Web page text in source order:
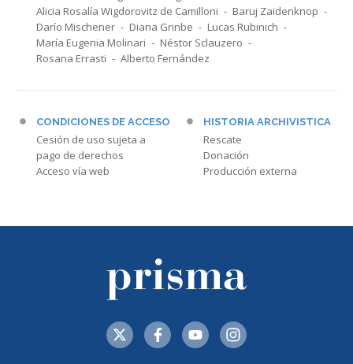
Alicia Rosalía Wigdorovitz de Camilloni
Baruj Zaidenknop
Darío Mischener
Diana Grinbe
Lucas Rubinich
María Eugenia Molinari
Néstor Sclauzero
Rosana Errasti
Alberto Fernández
CONDICIONES DE ACCESO
Cesión de uso sujeta a
pago de derechos
Acceso vía web
HISTORIA ARCHIVISTICA
Rescate
Donación
Producción externa